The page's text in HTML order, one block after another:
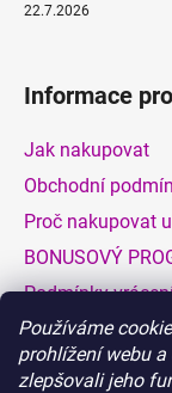
Používáme
prohlížení webu
zlepšovali jeho
22.7.2026
Informace
Jak nakupovat
Obchodní
Proč nakupovat
BONUSOVÝ
Podmínky
Dodací a
Hodnocení